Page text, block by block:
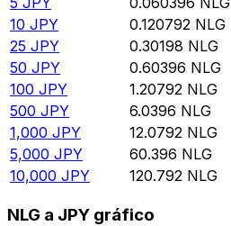
10 JPY 0.120792 NLG
25 JPY 0.30198 NLG
50 JPY 0.60396 NLG
100 JPY 1.20792 NLG
500 JPY 6.0396 NLG
1,000 JPY 12.0792 NLG
5,000 JPY 60.396 NLG
10,000 JPY 120.792 NLG
NLG a JPY gráfico